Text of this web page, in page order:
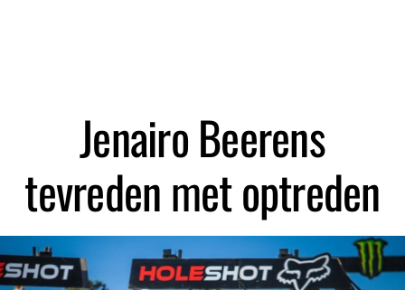
Jenairo Beerens
tevreden met optreden